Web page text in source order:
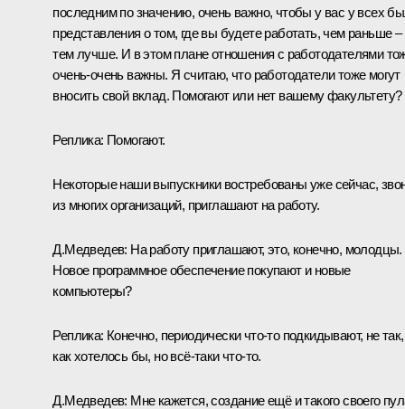
последним по значению, очень важно, чтобы у вас у всех
представления о том, где вы будете работать, чем раньше –
тем лучше. И в этом плане отношения с работодателями
очень-очень важны. Я считаю, что работодатели тоже могут
вносить свой вклад. Помогают или нет вашему факультету?
Реплика: Помогают.
Некоторые наши выпускники востребованы уже сейчас,
из многих организаций, приглашают на работу.
Д.Медведев: На работу приглашают, это, конечно, молодцы.
Новое программное обеспечение покупают и новые
компьютеры?
Реплика: Конечно, периодически что‑то подкидывают, не так,
как хотелось бы, но всё‑таки что‑то.
Д.Медведев: Мне кажется, создание ещё и такого своего